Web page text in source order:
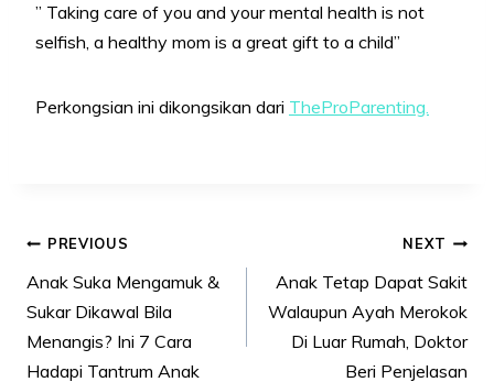
” Taking care of you and your mental health is not
selfish, a healthy mom is a great gift to a child”
Perkongsian ini dikongsikan dari TheProParenting.
Post
navigation
PREVIOUS
Anak Suka Mengamuk &
Sukar Dikawal Bila
Menangis? Ini 7 Cara
Hadapi Tantrum Anak
NEXT
Anak Tetap Dapat Sakit
Walaupun Ayah Merokok
Di Luar Rumah, Doktor
Beri Penjelasan